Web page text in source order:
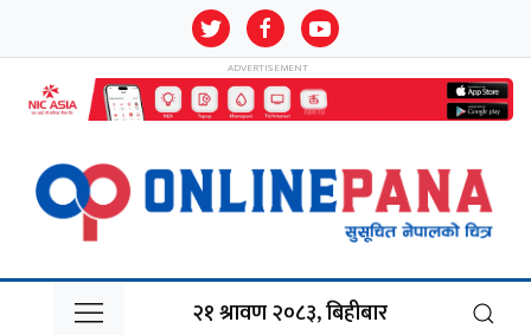
२१ श्रावण २०८३, बिहीबार